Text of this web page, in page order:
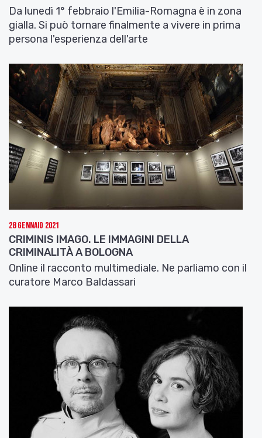
Da lunedì 1° febbraio l'Emilia-Romagna è in zona
gialla. Si può tornare finalmente a vivere in prima
persona l'esperienza dell'arte
28 Gennaio 2021
CRIMINIS IMAGO. LE IMMAGINI DELLA
CRIMINALITÀ A BOLOGNA
Online il racconto multimediale. Ne parliamo con il
curatore Marco Baldassari